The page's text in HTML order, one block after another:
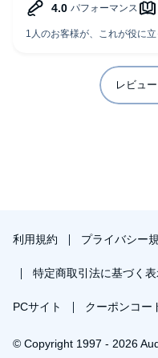
レビュ
利用規約 プライバシー
特定商取引法に基づく
PCサイト クーポンコー
© Copyright 1997 - 2026